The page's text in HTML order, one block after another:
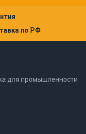
по РФ
для промышленности